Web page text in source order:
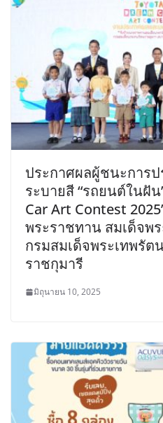
ประกาศผลผู้ชนะการ
ระบายสี “รถยนต์ในฝัน
Car Art Contest
พระราชทาน สมเด็จพ
กรมสมเด็จพระเทพรั
ราชกุมารี
มิถุนายน 10, 2025